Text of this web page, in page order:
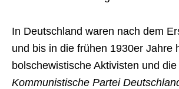
In Deutschland waren nach dem
und bis in die frühen 1930er Jahre
bolschewistische Aktivisten und die
Kommunistische Partei